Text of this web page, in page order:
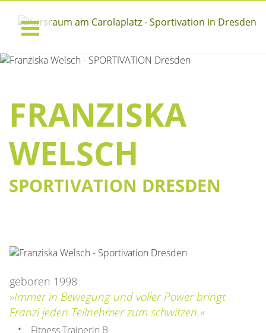
FRANZISKA
WELSCH
SPORTIVATION DRESDEN
geboren 1998
»Immer in Bewegung und voller Power bringt
Franzi jeden Teilnehmer zum schwitzen.«
Fitness Trainerin B